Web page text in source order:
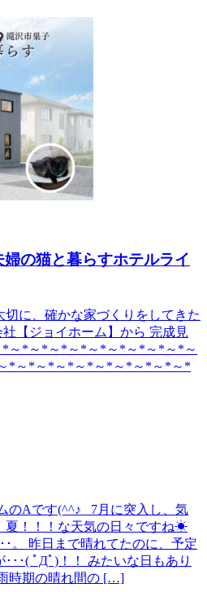
の猫と暮らすホテルライ
に、確かな家づくりをしてきた
【ジョイホーム】から 完成見
～*～*～*～*～*～*～*～*～*～
*～*～*～*～*～*～*～*～*～*
のAです(^^♪ 7月に突入し、気
夏！！！な天気の日々ですね☀
･。 昨日まで晴れてたのに、予定
･･( ﾟДﾟ)！！ みたいな日もあり
時期の晴れ間の […]